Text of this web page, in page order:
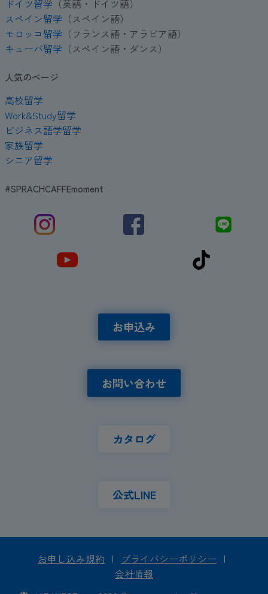
ドイツ留学 （英語・ドイツ語）
スペイン留学 （スペイン語）
モロッコ留学 （フランス語・アラビア語）
キューバ留学 （スペイン語・ダンス）
人気のページ
高校留学
Work&Study留学
ビジネス語学留学
家族留学
シニア留学
#SPRACHCAFFEmoment
お申込み
お問い合わせ
カタログ
公式LINE
お申し込み規約 | プライバシーポリシー |
会社情報